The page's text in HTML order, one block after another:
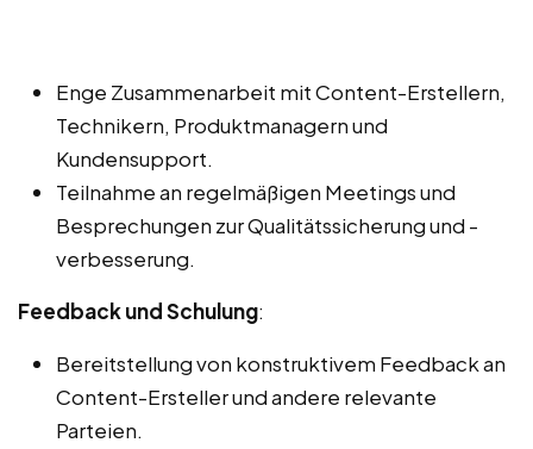
Enge Zusammenarbeit mit Content-Erstellern,
Technikern, Produktmanagern und
Kundensupport.
Teilnahme an regelmäßigen Meetings und
Besprechungen zur Qualitätssicherung und -
verbesserung.
Feedback und Schulung:
Bereitstellung von konstruktivem Feedback an
Content-Ersteller und andere relevante
Parteien.